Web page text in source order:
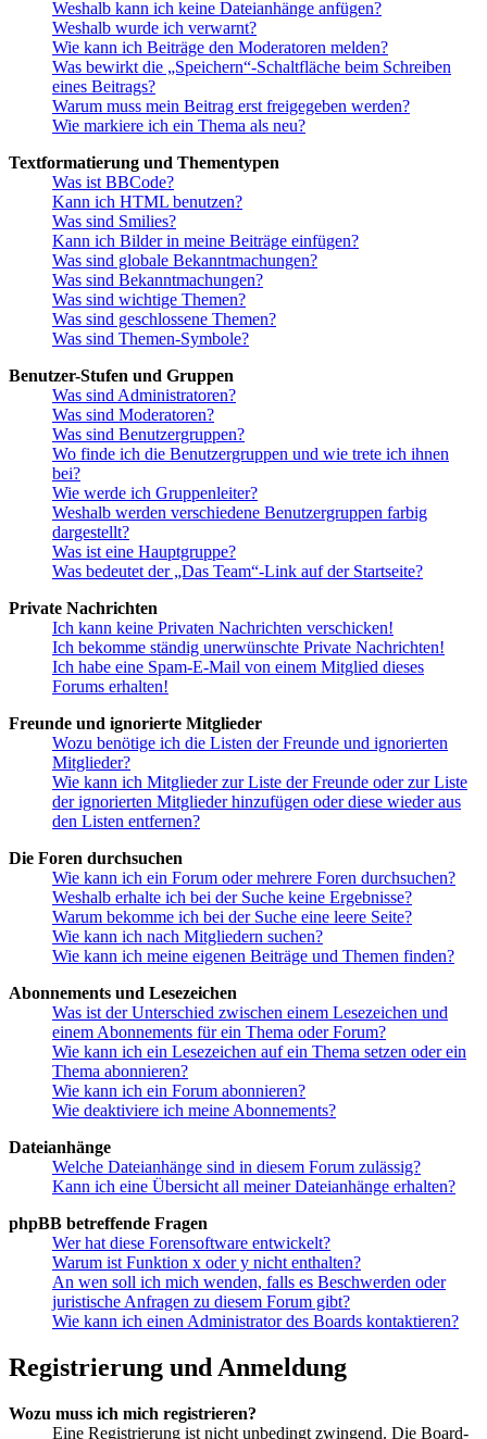
Weshalb kann ich keine Dateianhänge anfügen?
Weshalb wurde ich verwarnt?
Wie kann ich Beiträge den Moderatoren melden?
Was bewirkt die „Speichern“-Schaltfläche beim Schreiben
eines Beitrags?
Warum muss mein Beitrag erst freigegeben werden?
Wie markiere ich ein Thema als neu?
Textformatierung und Thementypen
Was ist BBCode?
Kann ich HTML benutzen?
Was sind Smilies?
Kann ich Bilder in meine Beiträge einfügen?
Was sind globale Bekanntmachungen?
Was sind Bekanntmachungen?
Was sind wichtige Themen?
Was sind geschlossene Themen?
Was sind Themen-Symbole?
Benutzer-Stufen und Gruppen
Was sind Administratoren?
Was sind Moderatoren?
Was sind Benutzergruppen?
Wo finde ich die Benutzergruppen und wie trete ich ihnen
bei?
Wie werde ich Gruppenleiter?
Weshalb werden verschiedene Benutzergruppen farbig
dargestellt?
Was ist eine Hauptgruppe?
Was bedeutet der „Das Team“-Link auf der Startseite?
Private Nachrichten
Ich kann keine Privaten Nachrichten verschicken!
Ich bekomme ständig unerwünschte Private Nachrichten!
Ich habe eine Spam-E-Mail von einem Mitglied dieses
Forums erhalten!
Freunde und ignorierte Mitglieder
Wozu benötige ich die Listen der Freunde und ignorierten
Mitglieder?
Wie kann ich Mitglieder zur Liste der Freunde oder zur Liste
der ignorierten Mitglieder hinzufügen oder diese wieder aus
den Listen entfernen?
Die Foren durchsuchen
Wie kann ich ein Forum oder mehrere Foren durchsuchen?
Weshalb erhalte ich bei der Suche keine Ergebnisse?
Warum bekomme ich bei der Suche eine leere Seite?
Wie kann ich nach Mitgliedern suchen?
Wie kann ich meine eigenen Beiträge und Themen finden?
Abonnements und Lesezeichen
Was ist der Unterschied zwischen einem Lesezeichen und
einem Abonnements für ein Thema oder Forum?
Wie kann ich ein Lesezeichen auf ein Thema setzen oder ein
Thema abonnieren?
Wie kann ich ein Forum abonnieren?
Wie deaktiviere ich meine Abonnements?
Dateianhänge
Welche Dateianhänge sind in diesem Forum zulässig?
Kann ich eine Übersicht all meiner Dateianhänge erhalten?
phpBB betreffende Fragen
Wer hat diese Forensoftware entwickelt?
Warum ist Funktion x oder y nicht enthalten?
An wen soll ich mich wenden, falls es Beschwerden oder
juristische Anfragen zu diesem Forum gibt?
Wie kann ich einen Administrator des Boards kontaktieren?
Registrierung und Anmeldung
Wozu muss ich mich registrieren?
Eine Registrierung ist nicht unbedingt zwingend. Die Board-